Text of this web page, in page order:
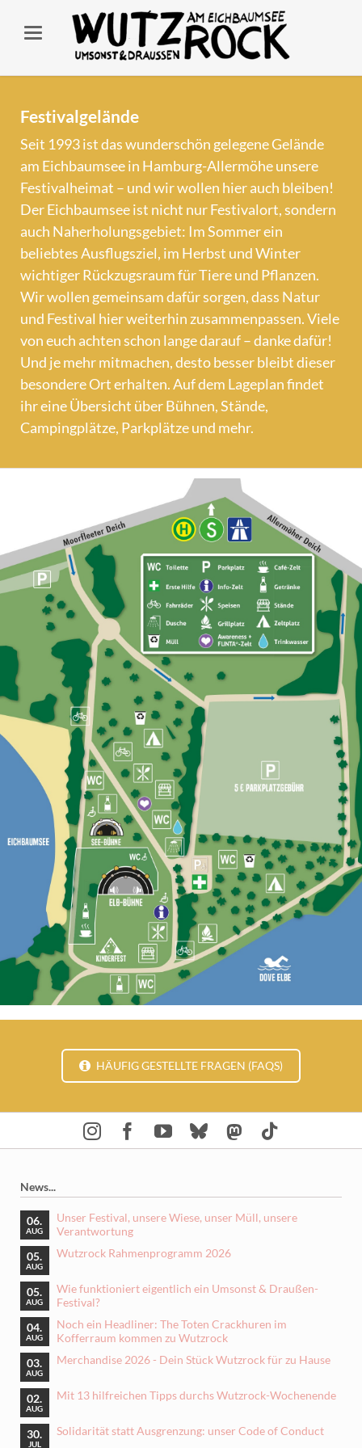
Festivalgelände
Seit 1993 ist das wunderschön gelegene Gelände
am Eichbaumsee in Hamburg-Allermöhe unsere
Festivalheimat – und wir wollen hier auch bleiben!
Der Eichbaumsee ist nicht nur Festivalort, sondern
auch Naherholungsgebiet: Im Sommer ein
beliebtes Ausflugsziel, im Herbst und Winter
wichtiger Rückzugsraum für Tiere und Pflanzen.
Wir wollen gemeinsam dafür sorgen, dass Natur
und Festival hier weiterhin zusammenpassen. Viele
von euch achten schon lange darauf – danke dafür!
Und je mehr mitmachen, desto besser bleibt dieser
besondere Ort erhalten. Auf dem Lageplan findet
ihr eine Übersicht über Bühnen, Stände,
Campingplätze, Parkplätze und mehr.
HÄUFIG GESTELLTE FRAGEN (FAQS)
News...
06.
AUG
Unser Festival, unsere Wiese, unser Müll, unsere
Verantwortung
05.
AUG
Wutzrock Rahmenprogramm 2026
05.
AUG
Wie funktioniert eigentlich ein Umsonst & Draußen-
Festival?
04.
AUG
Noch ein Headliner: The Toten Crackhuren im
Kofferraum kommen zu Wutzrock
03.
AUG
Merchandise 2026 - Dein Stück Wutzrock für zu Hause
02.
AUG
Mit 13 hilfreichen Tipps durchs Wutzrock-Wochenende
30.
JUL
Solidarität statt Ausgrenzung: unser Code of Conduct